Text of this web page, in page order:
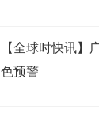
【全球时快讯】
色预警